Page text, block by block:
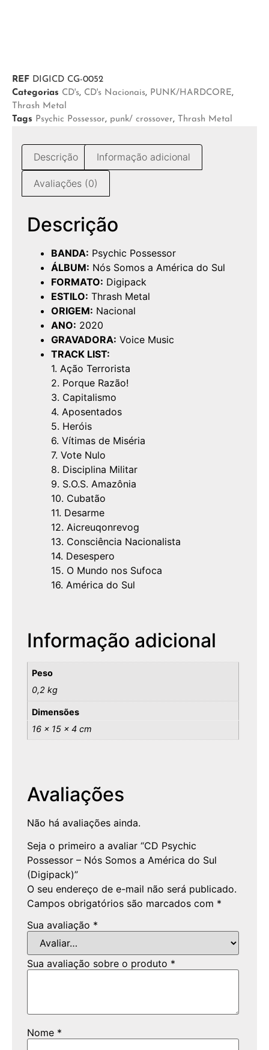
REF DIGICD CG-0052
Categorias CD's, CD's Nacionais, PUNK/HARDCORE,
Thrash Metal
Tags Psychic Possessor, punk/ crossover, Thrash Metal
Descrição Informação adicional
Avaliações (0)
Descrição
BANDA: Psychic Possessor
ÁLBUM: Nós Somos a América do Sul
FORMATO: Digipack
ESTILO: Thrash Metal
ORIGEM: Nacional
ANO: 2020
GRAVADORA: Voice Music
TRACK LIST:
1. Ação Terrorista
2. Porque Razão!
3. Capitalismo
4. Aposentados
5. Heróis
6. Vítimas de Miséria
7. Vote Nulo
8. Disciplina Militar
9. S.O.S. Amazônia
10. Cubatão
11. Desarme
12. Aicreuqonrevog
13. Consciência Nacionalista
14. Desespero
15. O Mundo nos Sufoca
16. América do Sul
Informação adicional
Peso
0,2 kg
Dimensões
16 × 15 × 4 cm
Avaliações
Não há avaliações ainda.
Seja o primeiro a avaliar “CD Psychic
Possessor – Nós Somos a América do Sul
(Digipack)”
O seu endereço de e-mail não será publicado.
Campos obrigatórios são marcados com *
Sua avaliação *
Sua avaliação sobre o produto *
Nome *